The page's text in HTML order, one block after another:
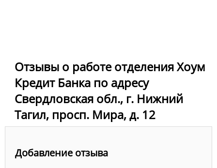
Отзывы о работе отделения Хоум
Кредит Банка по адресу
Свердловская обл., г. Нижний
Тагил, просп. Мира, д. 12
Добавление отзыва